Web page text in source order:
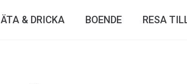
ÄTA & DRICKA BOENDE RESA